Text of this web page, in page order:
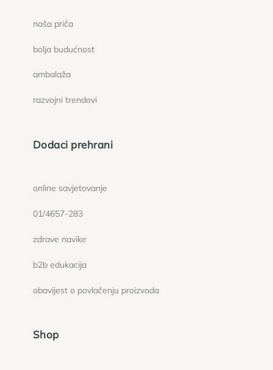
naša priča
bolja budućnost
ambalaža
razvojni trendovi
Dodaci prehrani
online savjetovanje
01/4657-283
zdrave navike
b2b edukacija
obavijest o povlačenju proizvoda
Shop